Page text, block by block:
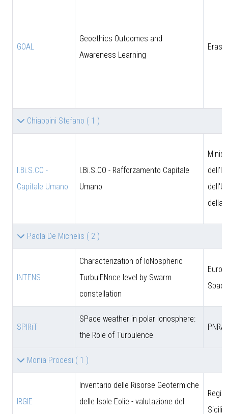
GOAL
Geoethics Outcomes and
Awareness Learning
Chiappini Stefano ( 1 )
I.Bi.S.CO -
Capitale Umano
I.Bi.S.CO - Rafforzamento Capitale
Umano
della
Paola De Michelis ( 2 )
INTENS
Characterization of IoNospheric
TurbulENnce level by Swarm
constellation
SPIRiT
SPace weather in polar Ionosphere:
the Role of Turbulence
PNRA
Monia Procesi ( 1 )
IRGIE
Inventario delle Risorse Geotermiche
delle Isole Eolie - valutazione del